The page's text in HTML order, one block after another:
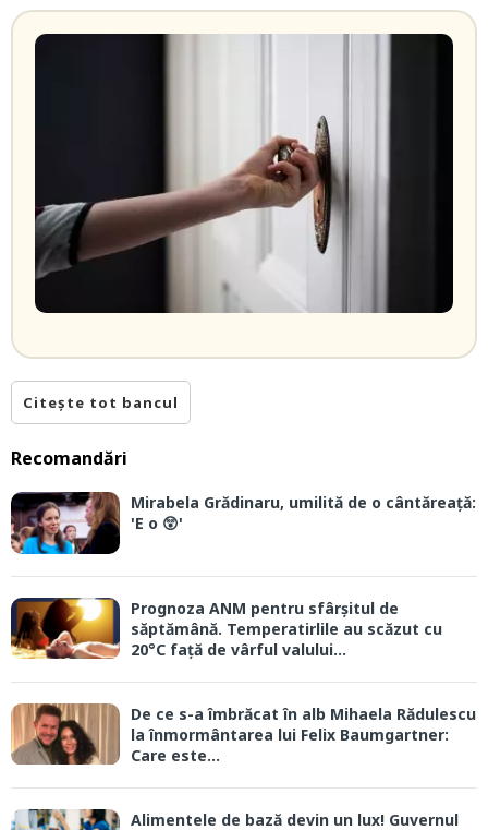
Citește tot bancul
Recomandări
Mirabela Grădinaru, umilită de o cântăreață:
'E o 😲'
Prognoza ANM pentru sfârșitul de
săptămână. Temperatirlile au scăzut cu
20°C față de vârful valului...
De ce s-a îmbrăcat în alb Mihaela Rădulescu
la înmormântarea lui Felix Baumgartner:
Care este...
Alimentele de bază devin un lux! Guvernul